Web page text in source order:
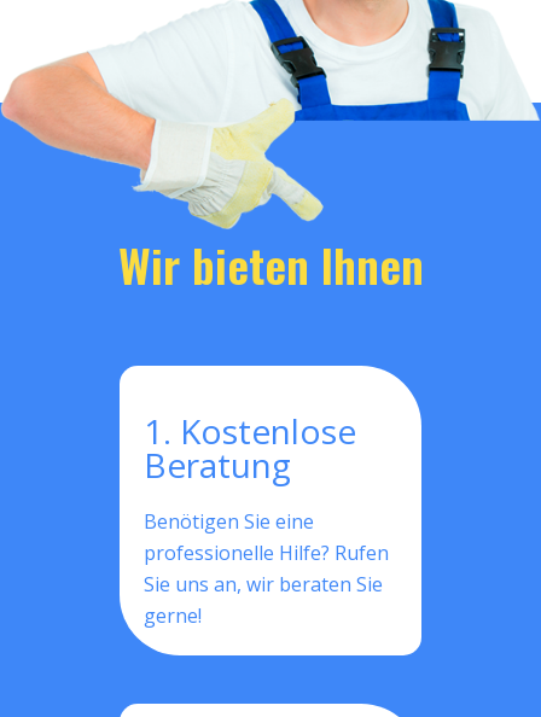
Wir bieten Ihnen
1. Kostenlose
Beratung
Benötigen Sie eine
professionelle Hilfe? Rufen
Sie uns an, wir beraten Sie
gerne!